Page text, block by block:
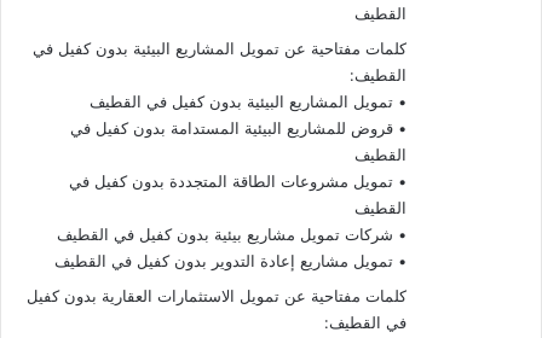
القطيف
كلمات مفتاحية عن تمويل المشاريع البيئية بدون كفيل في
القطيف:
• تمويل المشاريع البيئية بدون كفيل في القطيف
• قروض للمشاريع البيئية المستدامة بدون كفيل في
القطيف
• تمويل مشروعات الطاقة المتجددة بدون كفيل في
القطيف
• شركات تمويل مشاريع بيئية بدون كفيل في القطيف
• تمويل مشاريع إعادة التدوير بدون كفيل في القطيف
كلمات مفتاحية عن تمويل الاستثمارات العقارية بدون كفيل
في القطيف: